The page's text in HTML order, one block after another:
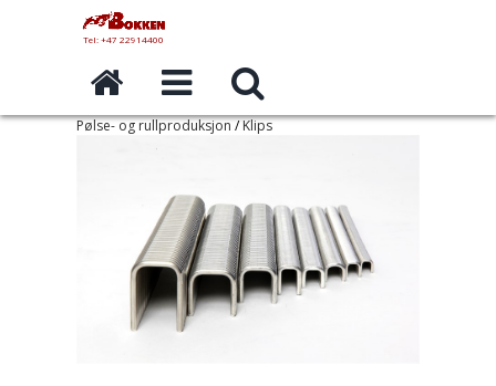
Tel: +47 22914400
Pølse- og rullproduksjon/Klips